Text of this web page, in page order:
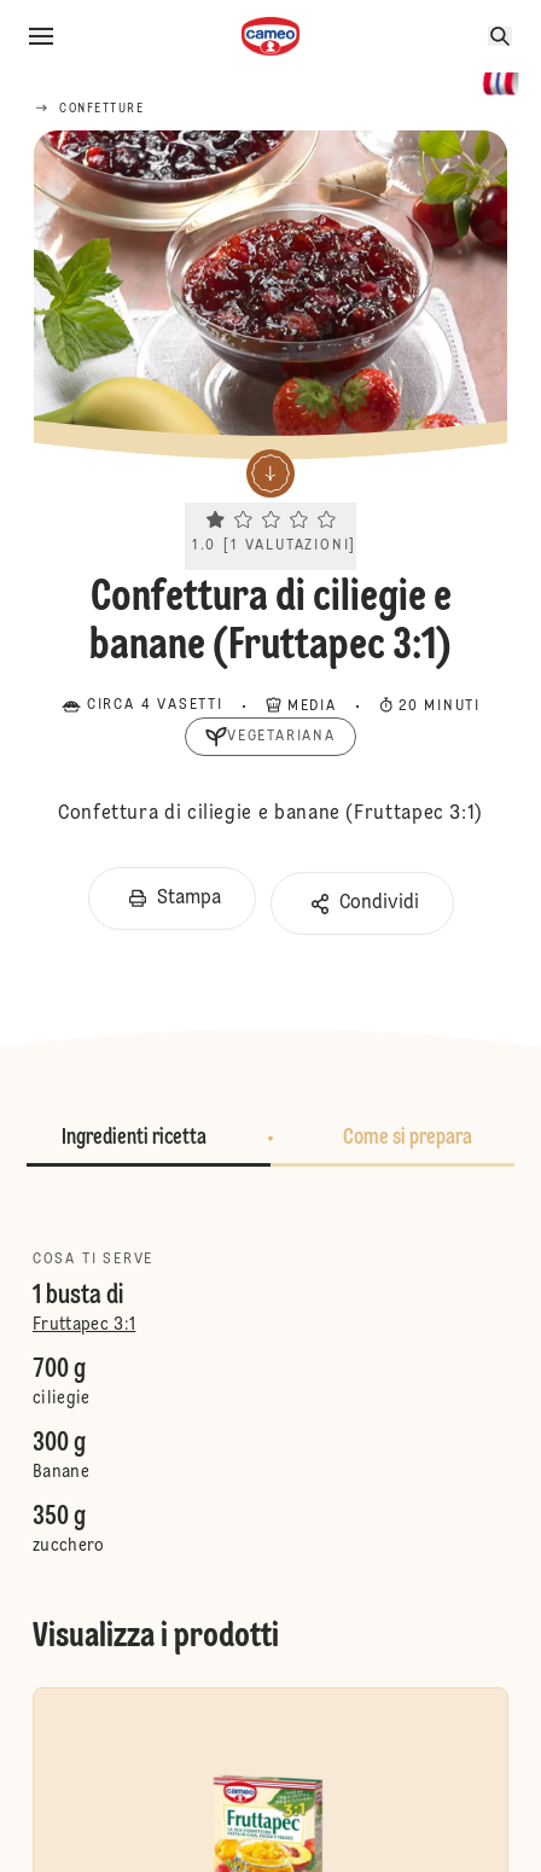
CONFETTURE
Current rating 1.0. Click to rate.
1.0 1 VALUTAZIONI
Confettura di ciliegie e
banane (Fruttapec 3:1)
CIRCA 4 VASETTI MEDIA 20 MINUTI
VEGETARIANA
Confettura di ciliegie e banane (Fruttapec 3:1)
Stampa Condividi
Ingredienti ricetta Come si prepara
COSA TI SERVE
1 busta di
Fruttapec 3:1
700 g
ciliegie
300 g
Banane
350 g
zucchero
Visualizza i prodotti